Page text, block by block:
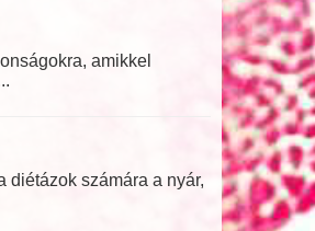
amikkel
diétázok számára a nyár,